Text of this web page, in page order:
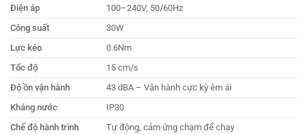
Điện áp
100–240V, 50/60Hz
Công suất
30W
Lực kéo
0.6Nm
Tốc độ
15 cm/s
Độ ồn vận hành
43 dBA – Vận hành cực kỳ êm ái
Kháng nước
IP30
Chế độ hành trình
Tự động, cảm ứng chạm để chạy